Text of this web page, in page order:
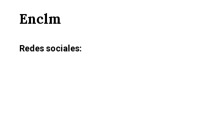
Enclm
Redes sociales: